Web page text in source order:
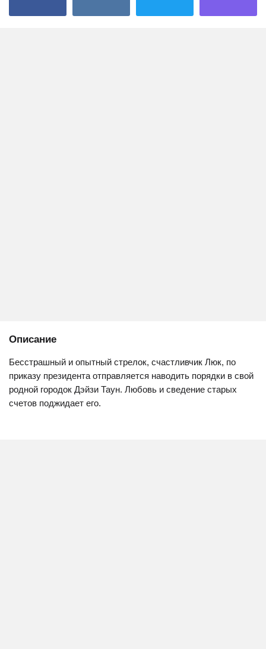
Описание
Бесстрашный и опытный стрелок, счастливчик Люк, по
приказу президента отправляется наводить порядки в свой
родной городок Дэйзи Таун. Любовь и сведение старых
счетов поджидает его.